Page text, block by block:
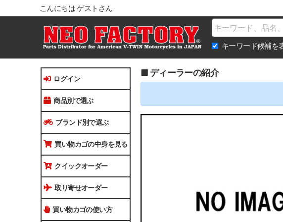
こんにちは ゲストさん
Name
キーワード候補を
ログイン
商品別で選ぶ
ブランド別で選ぶ
買い物カゴの中身を見る
クイックオーダー
取り寄せオーダー
買い物カゴの使い方
■ ディーラーの紹介